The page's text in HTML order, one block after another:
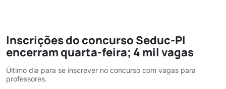
Inscrições do concurso Seduc-PI
encerram quarta-feira; 4 mil vagas
Último dia para se inscrever no concurso com vagas para
professores.